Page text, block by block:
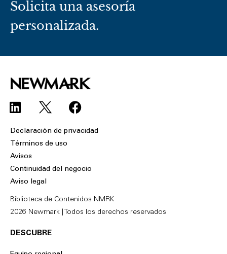
Solicita una asesoría
personalizada.
L
i
n
k
e
d
F
a
o
Declaración de privacidad
Términos de uso
Avisos
Continuidad del negocio
Aviso legal
Biblioteca de Contenidos NMRK
2026 Newmark | Todos los derechos reservados
DESCUBRE